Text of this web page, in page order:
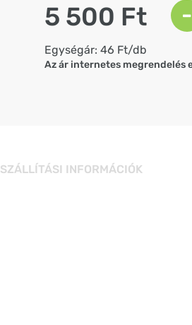
5 500 Ft -
Egységár: 46 Ft/db
Az ár internetes megrendelés
SZÁLLÍTÁSI INFORMÁCIÓK